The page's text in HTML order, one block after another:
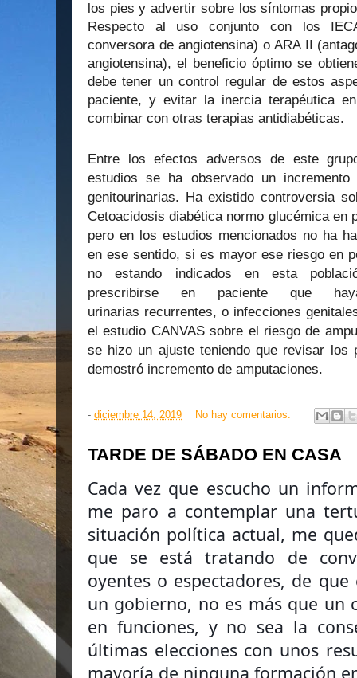
los pies y advertir sobre los síntomas
Respecto al uso conjunto con los
conversora de angiotensina) o ARA II
angiotensina), el beneficio óptimo se
debe tener un control regular de estos
paciente, y evitar la inercia terapéutica
combinar con otras terapias antidiabéticas.
Entre los efectos adversos de este
estudios se ha observado un
genitourinarias. Ha existido controversia
Cetoacidosis diabética normo glucémica en
pero en los estudios mencionados no ha
en ese sentido, si es mayor ese riesgo en
no estando indicados en esta
prescribirse en paciente que
urinarias recurrentes, o infecciones
el estudio CANVAS sobre el riesgo de
se hizo un ajuste teniendo que revisar
demostró incremento de amputaciones.
- diciembre 14, 2019 No hay comentarios:
TARDE DE SÁBADO EN CASA
Cada vez que escucho un
me paro a contemplar una
situación política actual, me
que se está tratando de
oyentes o espectadores, de
un gobierno, no es más que un
en funciones, y no sea la
últimas elecciones con unos
mayoría de ninguna formación